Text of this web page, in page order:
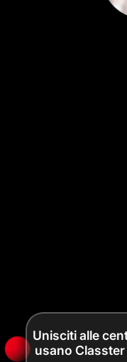
Unisciti alle
usano